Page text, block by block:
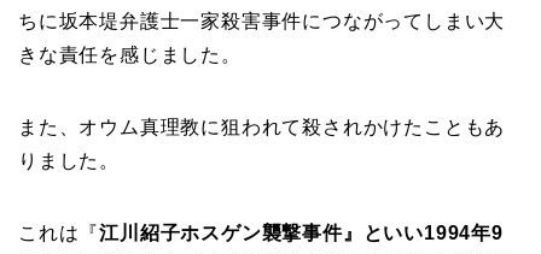
ちに坂本堤弁護士一家殺害事件につながってしまい大
きな責任を感じました。
また、オウム真理教に狙われて殺されかけたこともあ
りました。
これは『江川紹子ホスゲン襲撃事件』といい1994年9